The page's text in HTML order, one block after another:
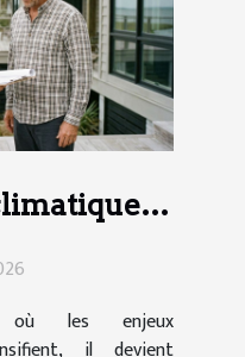
où les enjeux
il devient